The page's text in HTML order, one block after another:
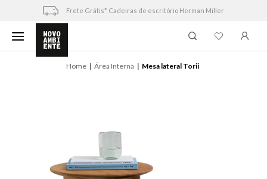
content
Frete Grátis* Cadeiras de escritório Herman Miller
Home Área Interna Mesa lateral Torii